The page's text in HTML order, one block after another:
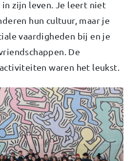
zijn leven. Je leert niet
hun cultuur, maar je
vaardigheden bij en je
De
waren het leukst.